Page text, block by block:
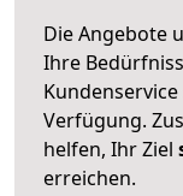
Die Angebote
Ihre
Verfügung.
helfen, Ihr Ziel
erreichen.